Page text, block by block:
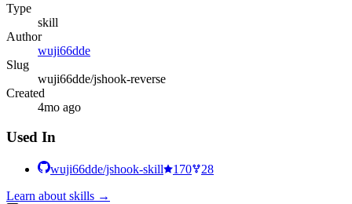
Type
skill
Author
wuji66dde
Slug
wuji66dde/jshook-reverse
Created
4mo ago
Used In
wuji66dde/jshook-skill 170
28
Learn about skills →